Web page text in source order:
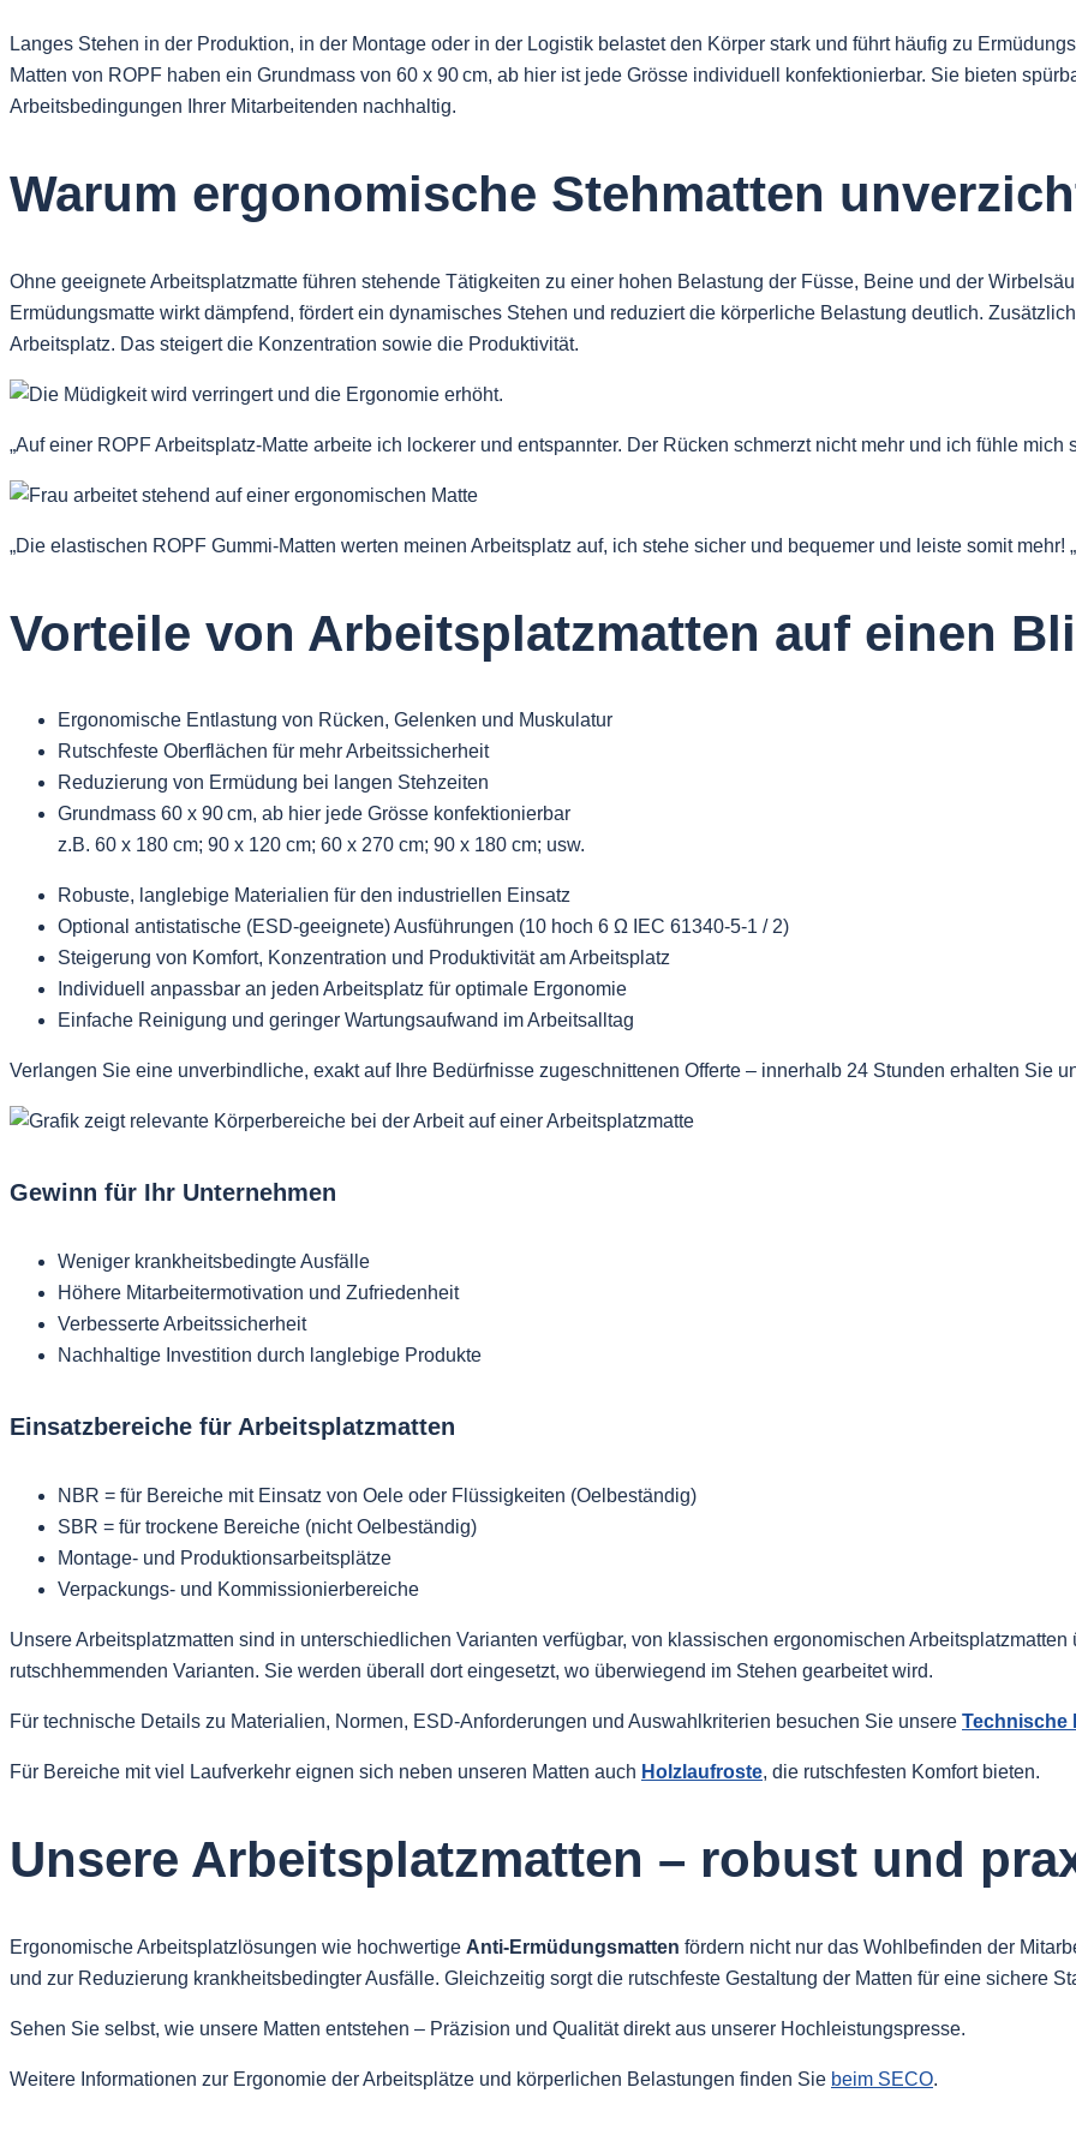
Langes Stehen in der Produktion, in der Montage oder in der Logistik belastet den Körper stark und führt häufig zu
Matten von ROPF haben ein Grundmass von 60 x 90 cm, ab hier ist jede Grösse individuell konfektionierbar. Sie bieten
Arbeitsbedingungen Ihrer Mitarbeitenden nachhaltig.
Warum ergonomische Stehmatten
Ohne geeignete Arbeitsplatzmatte führen stehende Tätigkeiten zu einer hohen Belastung der Füsse, Beine und der
Ermüdungsmatte wirkt dämpfend, fördert ein dynamisches Stehen und reduziert die körperliche Belastung deutlich.
Arbeitsplatz. Das steigert die Konzentration sowie die Produktivität.
„Auf einer ROPF Arbeitsplatz-Matte arbeite ich lockerer und entspannter. Der Rücken schmerzt nicht mehr und ich fühle mich
„Die elastischen ROPF Gummi-Matten werten meinen Arbeitsplatz auf, ich stehe sicher und bequemer und leiste somit mehr! „
Vorteile von Arbeitsplatzmatten auf einen
Ergonomische Entlastung von Rücken, Gelenken und Muskulatur
Rutschfeste Oberflächen für mehr Arbeitssicherheit
Reduzierung von Ermüdung bei langen Stehzeiten
Grundmass 60 x 90 cm, ab hier jede Grösse konfektionierbar
z.B. 60 x 180 cm; 90 x 120 cm; 60 x 270 cm; 90 x 180 cm; usw.
Robuste, langlebige Materialien für den industriellen Einsatz
Optional antistatische (ESD-geeignete) Ausführungen (10 hoch 6 Ω IEC 61340-5-1 / 2)
Steigerung von Komfort, Konzentration und Produktivität am Arbeitsplatz
Individuell anpassbar an jeden Arbeitsplatz für optimale Ergonomie
Einfache Reinigung und geringer Wartungsaufwand im Arbeitsalltag
Verlangen Sie eine unverbindliche, exakt auf Ihre Bedürfnisse zugeschnittenen Offerte – innerhalb 24 Stunden erhalten Sie
Gewinn für Ihr Unternehmen
Weniger krankheitsbedingte Ausfälle
Höhere Mitarbeitermotivation und Zufriedenheit
Verbesserte Arbeitssicherheit
Nachhaltige Investition durch langlebige Produkte
Einsatzbereiche für Arbeitsplatzmatten
NBR = für Bereiche mit Einsatz von Oele oder Flüssigkeiten (Oelbeständig)
SBR = für trockene Bereiche (nicht Oelbeständig)
Montage- und Produktionsarbeitsplätze
Verpackungs- und Kommissionierbereiche
Unsere Arbeitsplatzmatten sind in unterschiedlichen Varianten verfügbar, von klassischen ergonomischen
rutschhemmenden Varianten. Sie werden überall dort eingesetzt, wo überwiegend im Stehen gearbeitet wird.
Für technische Details zu Materialien, Normen, ESD-Anforderungen und Auswahlkriterien besuchen Sie unsere Technische
Für Bereiche mit viel Laufverkehr eignen sich neben unseren Matten auch Holzlaufroste, die rutschfesten Komfort bieten.
Unsere Arbeitsplatzmatten – robust und
Ergonomische Arbeitsplatzlösungen wie hochwertige Anti-Ermüdungsmatten fördern nicht nur das Wohlbefinden der
und zur Reduzierung krankheitsbedingter Ausfälle. Gleichzeitig sorgt die rutschfeste Gestaltung der Matten für eine sichere
Sehen Sie selbst, wie unsere Matten entstehen – Präzision und Qualität direkt aus unserer Hochleistungspresse.
Weitere Informationen zur Ergonomie der Arbeitsplätze und körperlichen Belastungen finden Sie beim SECO.